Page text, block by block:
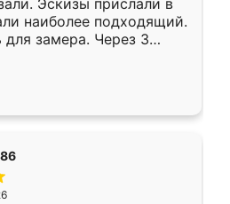
Эскизы прислали в
наиболее подходящий.
для замера. Через 3
уже готова. Остались
Спасибо Ренессанс
работу!